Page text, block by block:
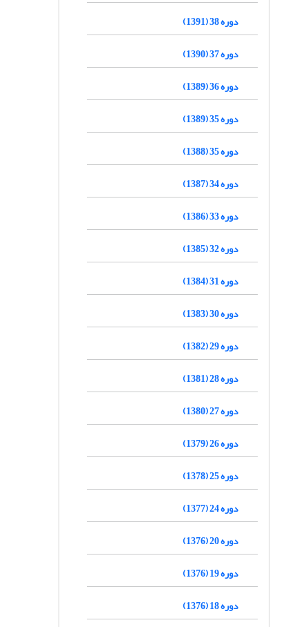
دوره 38 (1391)
دوره 37 (1390)
دوره 36 (1389)
دوره 35 (1389)
دوره 35 (1388)
دوره 34 (1387)
دوره 33 (1386)
دوره 32 (1385)
دوره 31 (1384)
دوره 30 (1383)
دوره 29 (1382)
دوره 28 (1381)
دوره 27 (1380)
دوره 26 (1379)
دوره 25 (1378)
دوره 24 (1377)
دوره 20 (1376)
دوره 19 (1376)
دوره 18 (1376)